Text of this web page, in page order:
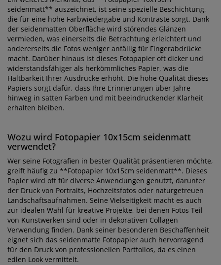
seidenmatt** auszeichnet, ist seine spezielle Beschichtung,
die für eine hohe Farbwiedergabe und Kontraste sorgt. Dank
der seidenmatten Oberfläche wird störendes Glänzen
vermieden, was einerseits die Betrachtung erleichtert und
andererseits die Fotos weniger anfällig für Fingerabdrücke
macht. Darüber hinaus ist dieses Fotopapier oft dicker und
widerstandsfähiger als herkömmliches Papier, was die
Haltbarkeit Ihrer Ausdrucke erhöht. Die hohe Qualität dieses
Papiers sorgt dafür, dass Ihre Erinnerungen über Jahre
hinweg in satten Farben und mit beeindruckender Klarheit
erhalten bleiben.
Wozu wird Fotopapier 10x15cm seidenmatt
verwendet?
Wer seine Fotografien in bester Qualität präsentieren möchte,
greift häufig zu **Fotopapier 10x15cm seidenmatt**. Dieses
Papier wird oft für diverse Anwendungen genutzt, darunter
der Druck von Portraits, Hochzeitsfotos oder naturgetreuen
Landschaftsaufnahmen. Seine Vielseitigkeit macht es auch
zur idealen Wahl für kreative Projekte, bei denen Fotos Teil
von Kunstwerken sind oder in dekorativen Collagen
Verwendung finden. Dank seiner besonderen Beschaffenheit
eignet sich das seidenmatte Fotopapier auch hervorragend
für den Druck von professionellen Portfolios, da es einen
edlen Look vermittelt.